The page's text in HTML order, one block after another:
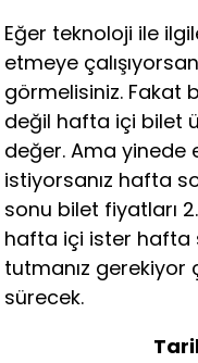
Eğer teknoloji ile
etmeye
görmelisiniz. Fakat
değil hafta içi bilet
değer. Ama yinede
istiyorsanız hafta
sonu bilet fiyatları
hafta içi ister hafta
tutmanız
sürecek.